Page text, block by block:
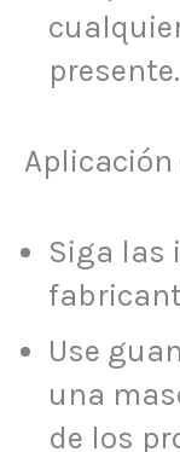
presente.
Siga las
Use
una
de los